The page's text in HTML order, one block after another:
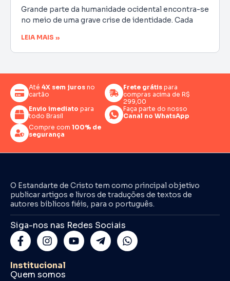
Grande parte da humanidade ocidental encontra-se
no meio de uma grave crise de identidade. Cada
LEIA MAIS »
Até 4X sem juros no
cartão
Frete grátispara
compras acima de R$
299,00
Envio imediato para
todo Brasil
Faça parte do nosso
Canal no WhatsApp
Compre com 100% de
segurança
O Estandarte de Cristo tem como principal objetivo
publicar artigos e livros de traduções de textos de
autores bíblicos fiéis, para o português.
Siga-nos nas Redes Sociais
Institucional
Quem somos